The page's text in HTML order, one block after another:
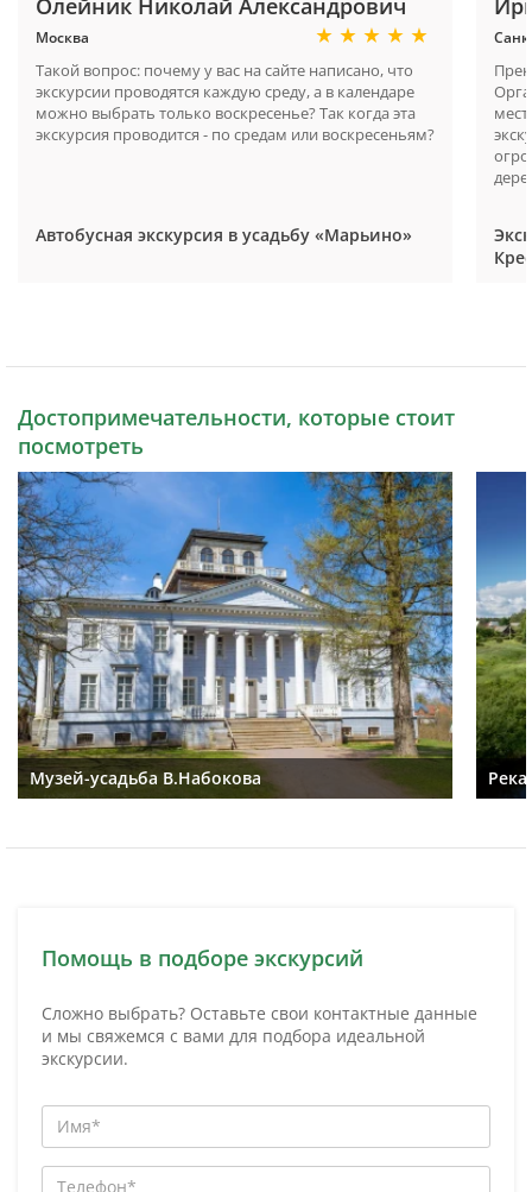
Олейник Николай Александрович
Москва
Такой вопрос: почему у вас на сайте написано, что
экскурсии проводятся каждую среду, а в календаре
можно выбрать только воскресенье? Так когда эта
экскурсия проводится - по средам или воскресеньям?
Автобусная экскурсия в усадьбу «Марьино»
Достопримечательности, которые стоит
посмотреть
Музей-усадьба В.Набокова
Помощь в подборе экскурсий
Сложно выбрать? Оставьте свои контактные данные
и мы свяжемся с вами для подбора идеальной
экскурсии.